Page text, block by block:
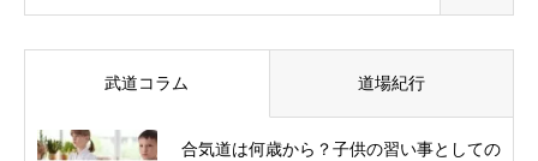
武道コラム 道場紀行
合気道は何歳から？子供の習い事としての